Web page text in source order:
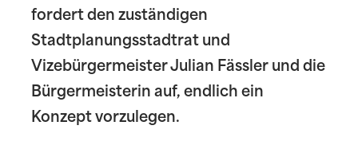
fordert den zuständigen
Stadtplanungsstadtrat und
Vizebürgermeister Julian Fässler und die
Bürgermeisterin auf, endlich ein
Konzept vorzulegen.